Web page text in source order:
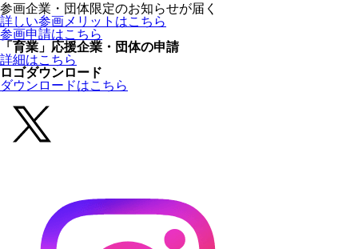
参画企業・団体限定のお知らせが届く
詳しい参画メリットはこちら
参画申請はこちら
「育業」応援企業・団体の申請
詳細はこちら
ロゴダウンロード
ダウンロードはこちら